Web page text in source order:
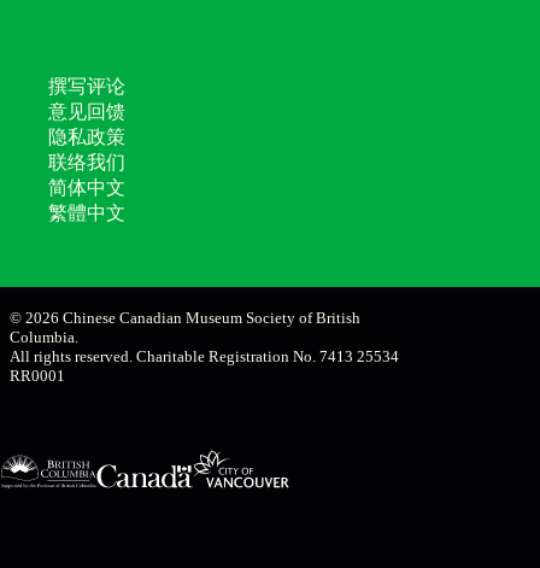
撰写评论
意见回馈
隐私政策
联络我们
简体中文
繁體中文
© 2026 Chinese Canadian Museum Society of British
Columbia.
All rights reserved. Charitable Registration No. 7413 25534
RR0001